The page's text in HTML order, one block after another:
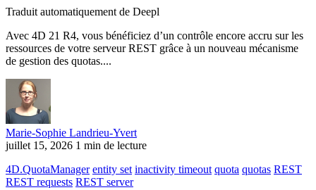
Traduit automatiquement de Deepl
Avec 4D 21 R4, vous bénéficiez d’un contrôle encore accru sur les
ressources de votre serveur REST grâce à un nouveau mécanisme
de gestion des quotas....
Marie-Sophie Landrieu-Yvert
juillet 15, 2026 1 min de lecture
4D.QuotaManager entity set inactivity timeout quota quotas REST
REST requests REST server